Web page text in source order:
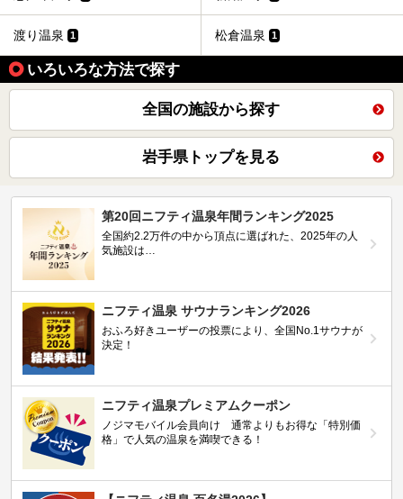
渡り温泉 1 松倉温泉 1
いろいろな方法で探す
全国の施設から探す
岩手県トップを見る
第20回ニフティ温泉年間ランキング2025
全国約2.2万件の中から頂点に選ばれた、2025年の人
気施設は…
ニフティ温泉 サウナランキング2026
おふろ好きユーザーの投票により、全国No.1サウナが
決定！
ニフティ温泉プレミアムクーポン
ノジマモバイル会員向け 通常よりもお得な「特別価
格」で人気の温泉を満喫できる！